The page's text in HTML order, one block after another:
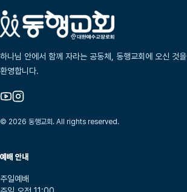
하나님 안에서 함께 자라는 공동체, 동행교회에 오신 것을
환영합니다.
© 2026 동행교회. All rights reserved.
예배 안내
주일예배